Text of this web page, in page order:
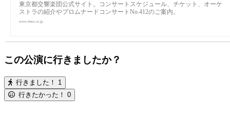
東京都交響楽団公式サイト。コンサートスケジュール、チケット、オーケ
ストラの紹介やプロムナードコンサートNo.412のご案内。
www.tmso.or.jp
この公演に行きましたか？
行きました！ 1
行きたかった！ 0